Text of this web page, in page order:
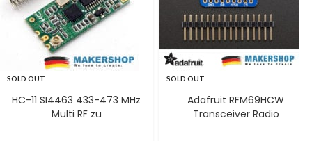
SOLD OUT
HC-11 SI4463 433-473 MHz
Multi RF zu
SOLD OUT
Adafruit RFM69HCW
Transceiver Radio